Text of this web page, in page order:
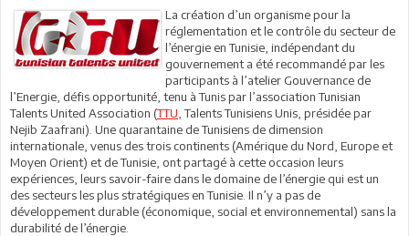
La création d’un organisme pour la
réglementation et le contrôle du secteur de
l’énergie en Tunisie, indépendant du
gouvernement a été recommandé par les
participants à l’atelier Gouvernance de
l’Energie, défis opportunité, tenu à Tunis par l’association Tunisian
Talents United Association (TTU , Talents Tunisiens Unis, présidée par
Nejib Zaafrani). Une quarantaine de Tunisiens de dimension
internationale, venus des trois continents (Amérique du Nord, Europe et
Moyen Orient) et de Tunisie, ont partagé à cette occasion leurs
expériences, leurs savoir-faire dans le domaine de l’énergie qui est un
des secteurs les plus stratégiques en Tunisie. Il n’y a pas de
développement durable (économique, social et environnemental) sans la
durabilité de l’énergie.